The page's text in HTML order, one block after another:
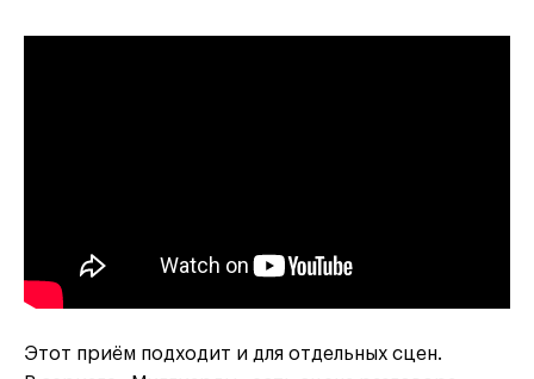
Этот приём подходит и для отдельных сцен.